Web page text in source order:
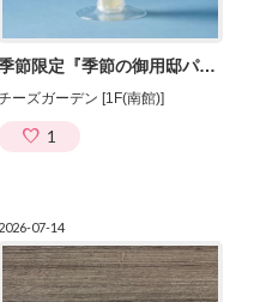
季節限定『季節の御用邸パフェ レモン』が“ハニーレモン”へ
ーズガーデン [1F(南館)]
1
2026-07-14